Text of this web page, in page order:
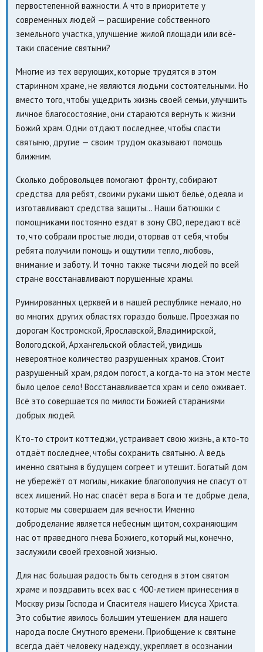
первостепенной важности. А что в приоритете у
современных людей — расширение собственного
земельного участка, улучшение жилой площади или всё-
таки спасение святыни?
Многие из тех верующих, которые трудятся в этом
старинном храме, не являются людьми состоятельными. Но
вместо того, чтобы ущедрить жизнь своей семьи, улучшить
личное благосостояние, они стараются вернуть к жизни
Божий храм. Одни отдают последнее, чтобы спасти
святыню, другие — своим трудом оказывают помощь
ближним.
Сколько добровольцев помогают фронту, собирают
средства для ребят, своими руками шьют бельё, одеяла и
изготавливают средства защиты… Наши батюшки с
помощниками постоянно ездят в зону СВО, передают всё
то, что собрали простые люди, оторвав от себя, чтобы
ребята получили помощь и ощутили тепло, любовь,
внимание и заботу. И точно также тысячи людей по всей
стране восстанавливают порушенные храмы.
Руинированных церквей и в нашей республике немало, но
во многих других областях гораздо больше. Проезжая по
дорогам Костромской, Ярославской, Владимирской,
Вологодской, Архангельской областей, увидишь
невероятное количество разрушенных храмов. Стоит
разрушенный храм, рядом погост, а когда-то на этом месте
было целое село! Восстанавливается храм и село оживает.
Всё это совершается по милости Божией стараниями
добрых людей.
Кто-то строит коттеджи, устраивает свою жизнь, а кто-то
отдаёт последнее, чтобы сохранить святыню. А ведь
именно святыня в будущем согреет и утешит. Богатый дом
не убережёт от могилы, никакие благополучия не спасут от
всех лишений. Но нас спасёт вера в Бога и те добрые дела,
которые мы совершаем для вечности. Именно
доброделание является небесным щитом, сохраняющим
нас от праведного гнева Божиего, который мы, конечно,
заслужили своей греховной жизнью.
Для нас большая радость быть сегодня в этом святом
храме и поздравить всех вас с 400-летием принесения в
Москву ризы Господа и Спасителя нашего Иисуса Христа.
Это событие явилось большим утешением для нашего
народа после Смутного времени. Приобщение к святыне
всегда даёт человеку надежду, укрепляет в осознании